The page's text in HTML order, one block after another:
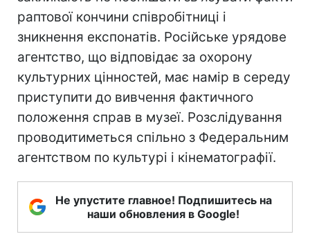
раптової кончини співробітниці і
зникнення експонатів. Російське урядове
агентство, що відповідає за охорону
культурних цінностей, має намір в середу
приступити до вивчення фактичного
положення справ в музеї. Розслідування
проводитиметься спільно з Федеральним
агентством по культурі і кінематографії.
Не упустите главное! Подпишитесь на
наши обновления в Google!